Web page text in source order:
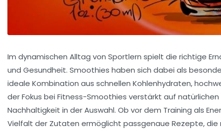
Im dynamischen Alltag von Sportlern spielt die richtige
und Gesundheit. Smoothies haben sich dabei als
ideale Kombination aus schnellen Kohlenhydraten,
der Fokus bei Fitness-Smoothies verstärkt auf
Nachhaltigkeit in der Auswahl. Ob vor dem Training als
Vielfalt der Zutaten ermöglicht passgenaue Rezepte,